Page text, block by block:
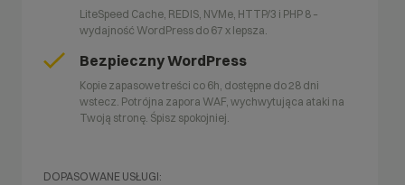
LiteSpeed Cache, REDIS, NVMe, HTTP/3 i PHP 8 –
wydajność WordPress do 67 x lepsza.
Bezpieczny WordPress
Kopie zapasowe treści co 6h, dostępne do 28 dni
wstecz. Potrójna zapora WAF, wychwytująca ataki na
Twoją stronę. Śpisz spokojniej.
DOPASOWANE USŁUGI: